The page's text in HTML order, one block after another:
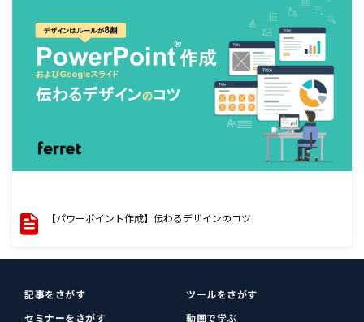
【パワーポイント作成】伝わるデザインのコツ
記事をさがす
ツールをさがす
セミナーをさがす
動画で学ぶ